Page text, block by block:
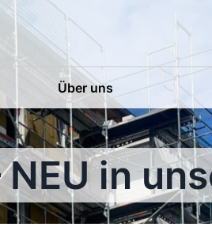
Über uns
in